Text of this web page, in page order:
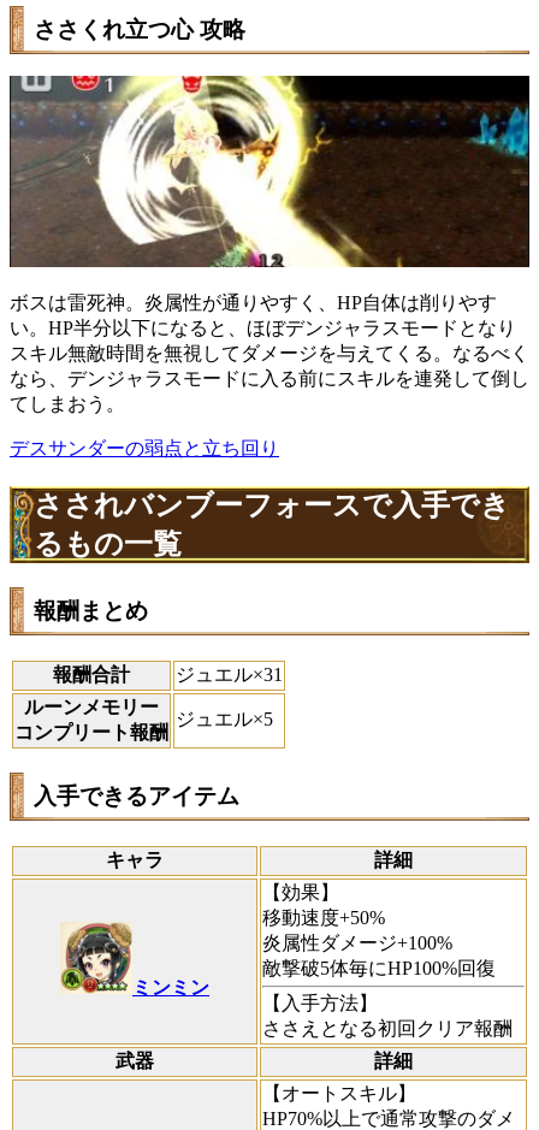
ささくれ立つ心 攻略
ボスは雷死神。炎属性が通りやすく、HP自体は削りやす
い。HP半分以下になると、ほぼデンジャラスモードとなり
スキル無敵時間を無視してダメージを与えてくる。なるべく
なら、デンジャラスモードに入る前にスキルを連発して倒し
てしまおう。
デスサンダーの弱点と立ち回り
さされバンブーフォースで入手でき
るもの一覧
報酬まとめ
報酬合計
ジュエル×31
ルーンメモリー
コンプリート報酬
ジュエル×5
入手できるアイテム
キャラ 詳細
ミンミン
【効果】
移動速度+50%
炎属性ダメージ+100%
敵撃破5体毎にHP100%回復
【入手方法】
ささえとなる初回クリア報酬
武器
詳細
【オートスキル】
HP70%以上で通常攻撃のダメ